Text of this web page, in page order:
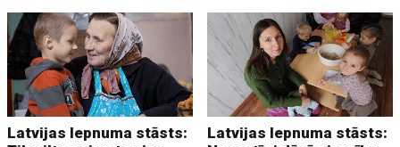
Latvijas lepnuma stāsts:
Latvijas lepnuma stāsts: